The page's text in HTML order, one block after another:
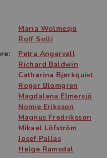
Maria Wolmesjö
Rolf Solli
Petra Angervall
Richard Baldwin
Catharina Bjørkquist
Roger Blomgren
Magdalena Elmersjö
Nomie Eriksson
Magnus Fredriksson
Mikael Löfström
Josef Pallas
Helge Ramsdal